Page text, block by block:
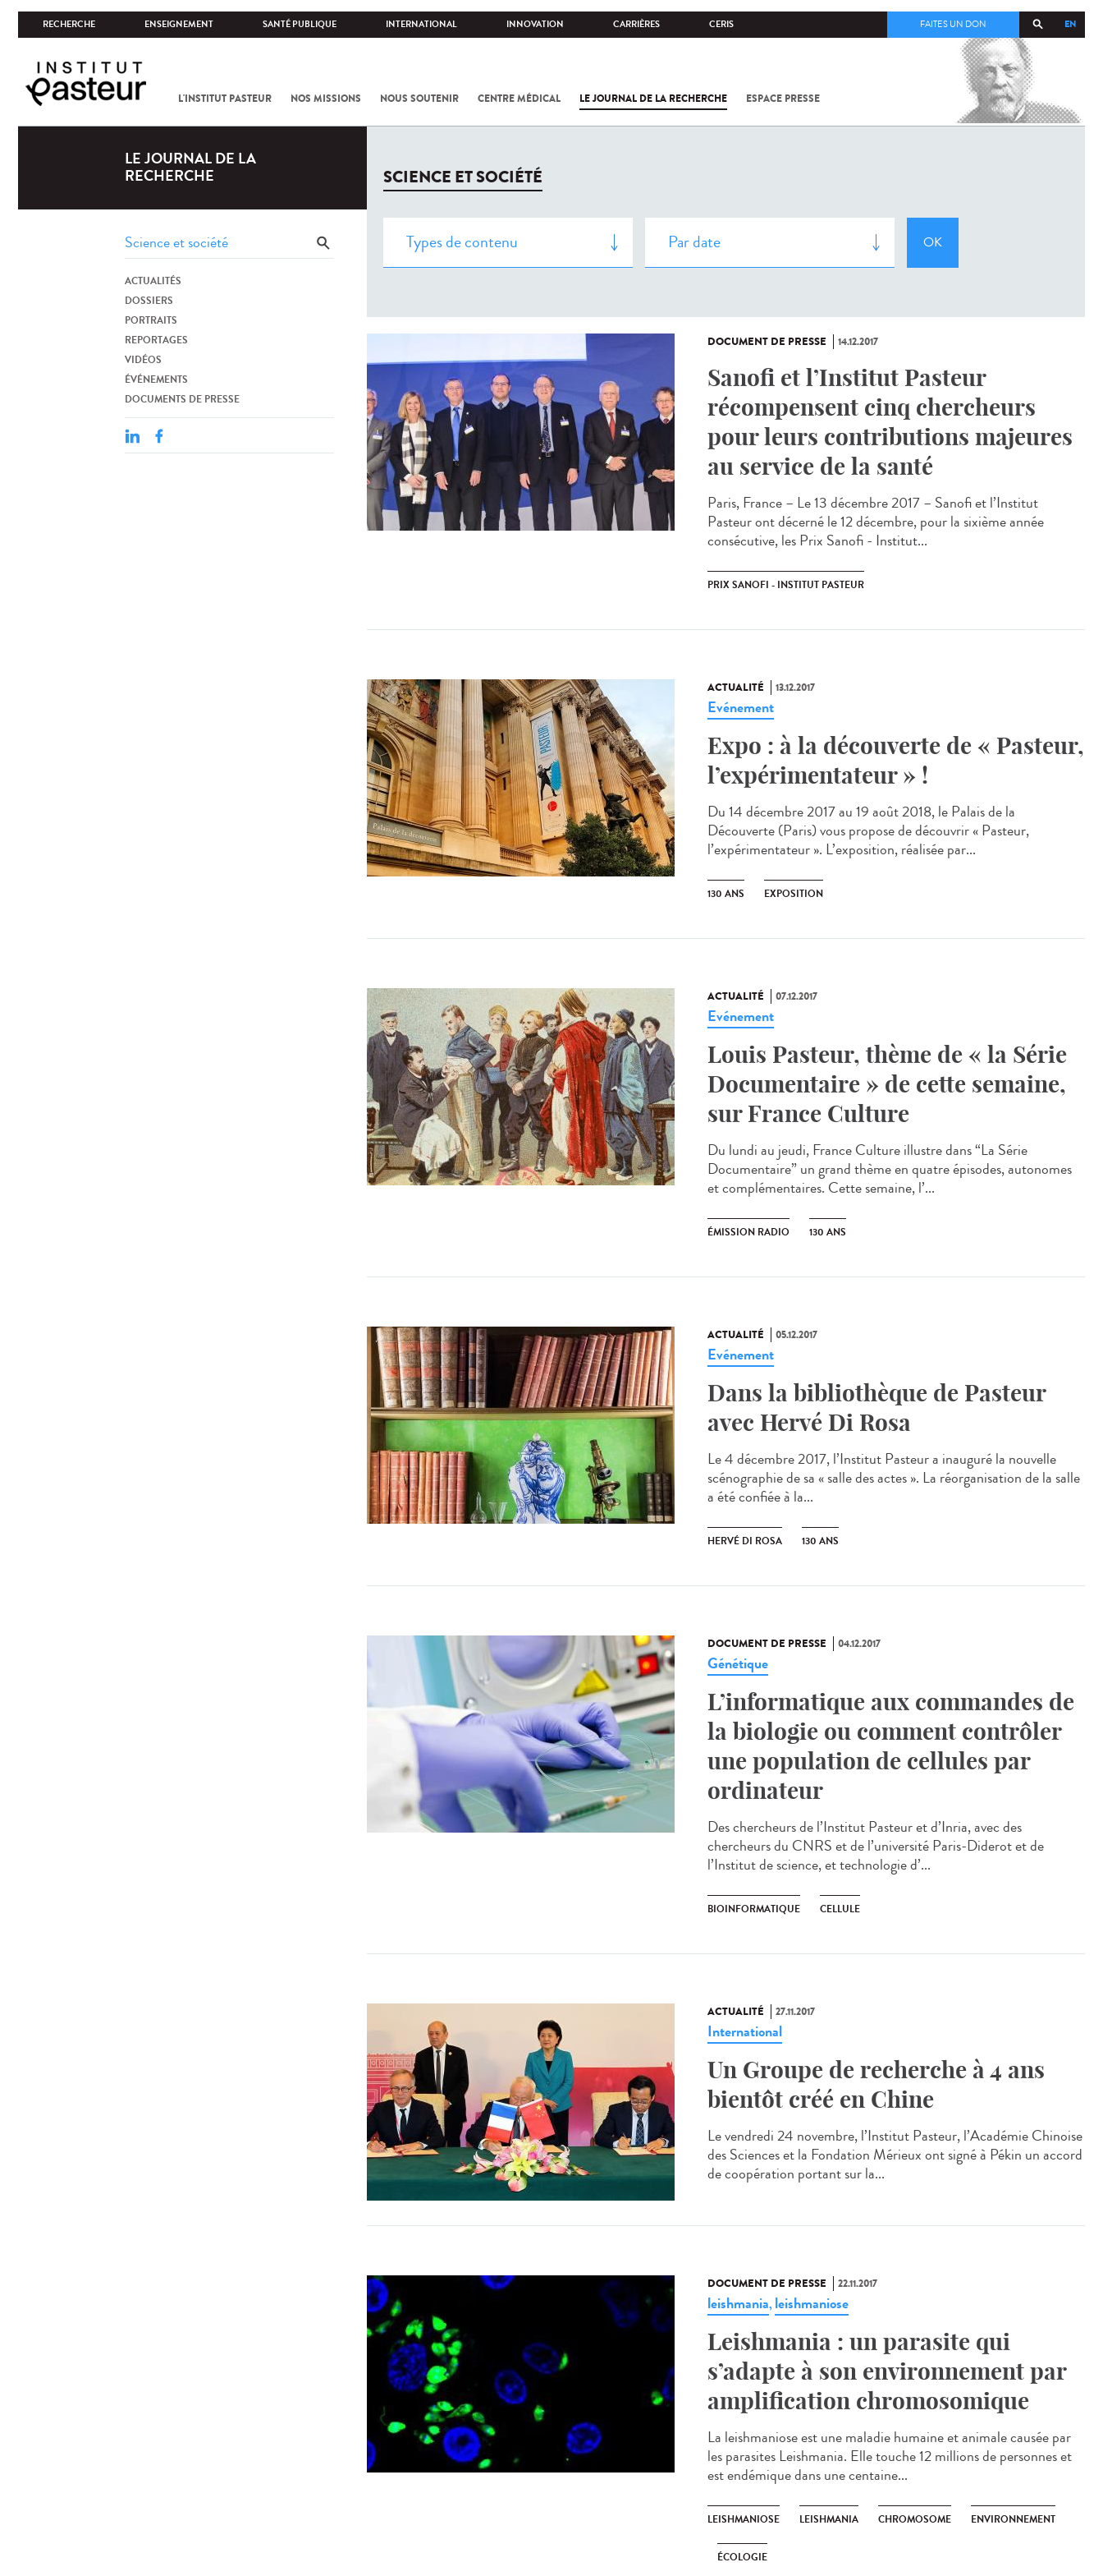
RECHERCHE ENSEIGNEMENT SANTÉ PUBLIQUE INTERNATIONAL INNOVATION CARRIÈRES CERIS EN
FAITES UN DON
L'INSTITUT PASTEUR NOS MISSIONS NOUS SOUTENIR CENTRE MÉDICAL LE JOURNAL DE LA RECHERCHE ESPACE PRESSE
COV-2 /
LE JOURNAL DE LA
RECHERCHE
ACTUALITÉS
DOSSIERS
PORTRAITS
REPORTAGES
VIDÉOS
ÉVÉNEMENTS
DOCUMENTS DE PRESSE
SCIENCE ET SOCIÉTÉ
DOCUMENT DE PRESSE 14.12.2017
Sanofi et l’Institut Pasteur
récompensent cinq chercheurs
pour leurs contributions majeures
au service de la santé
Paris, France – Le 13 décembre 2017 – Sanofi et l’Institut
Pasteur ont décerné le 12 décembre, pour la sixième année
consécutive, les Prix Sanofi - Institut...
PRIX SANOFI - INSTITUT PASTEUR
ACTUALITÉ 13.12.2017
Evénement
Expo : à la découverte de « Pasteur,
l’expérimentateur » !
Du 14 décembre 2017 au 19 août 2018, le Palais de la
Découverte (Paris) vous propose de découvrir « Pasteur,
l’expérimentateur ». L’exposition, réalisée par...
130 ANS EXPOSITION
ACTUALITÉ 07.12.2017
Evénement
Louis Pasteur, thème de « la Série
Documentaire » de cette semaine,
sur France Culture
Du lundi au jeudi, France Culture illustre dans “La Série
Documentaire” un grand thème en quatre épisodes, autonomes
et complémentaires. Cette semaine, l’...
ÉMISSION RADIO 130 ANS
ACTUALITÉ 05.12.2017
Evénement
Dans la bibliothèque de Pasteur
avec Hervé Di Rosa
Le 4 décembre 2017, l’Institut Pasteur a inauguré la nouvelle
scénographie de sa « salle des actes ». La réorganisation de la salle
a été confiée à la...
HERVÉ DI ROSA 130 ANS
DOCUMENT DE PRESSE 04.12.2017
Génétique
L’informatique aux commandes de
la biologie ou comment contrôler
une population de cellules par
ordinateur
Des chercheurs de l’Institut Pasteur et d’Inria, avec des
chercheurs du CNRS et de l’université Paris-Diderot et de
l’Institut de science, et technologie d’...
BIOINFORMATIQUE CELLULE
ACTUALITÉ 27.11.2017
International
Un Groupe de recherche à 4 ans
bientôt créé en Chine
Le vendredi 24 novembre, l’Institut Pasteur, l’Académie Chinoise
des Sciences et la Fondation Mérieux ont signé à Pékin un accord
de coopération portant sur la...
DOCUMENT DE PRESSE 22.11.2017
leishmania, leishmaniose
Leishmania : un parasite qui
s’adapte à son environnement par
amplification chromosomique
La leishmaniose est une maladie humaine et animale causée par
les parasites Leishmania. Elle touche 12 millions de personnes et
est endémique dans une centaine...
LEISHMANIOSE LEISHMANIA CHROMOSOME ENVIRONNEMENT
ÉCOLOGIE